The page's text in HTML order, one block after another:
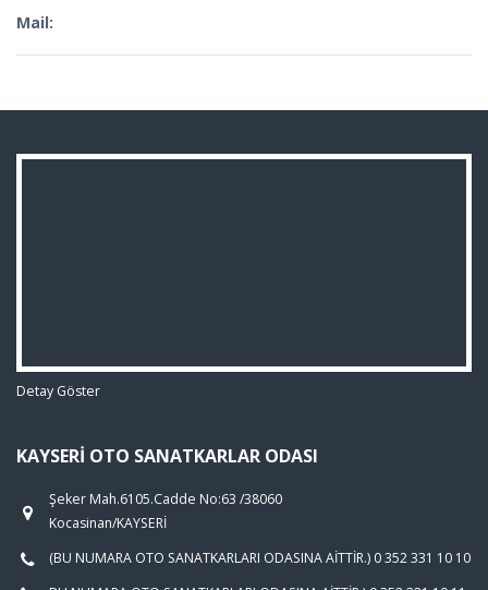
Mail:
Detay Göster
KAYSERI OTO SANATKARLAR ODASI
Şeker Mah.6105.Cadde No:63 /38060
Kocasinan/KAYSERİ
(BU NUMARA OTO SANATKARLARI ODASINA AİTTİR.) 0 352 331 10 10